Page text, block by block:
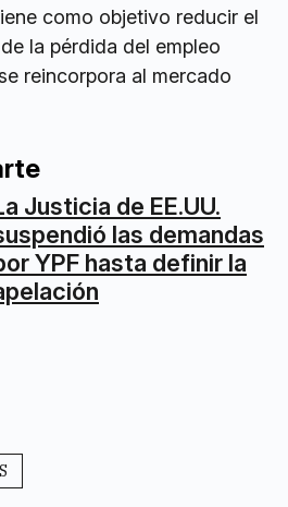
como objetivo reducir el
la pérdida del empleo
reincorpora al mercado
Justicia de EE.UU.
las demandas
YPF hasta definir la